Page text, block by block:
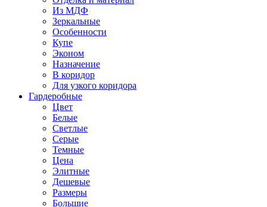
Из МДФ
Зеркальные
Особенности
Купе
Эконом
Назначение
В коридор
Для узкого коридора
Гардеробные
Цвет
Белые
Светлые
Серые
Темные
Цена
Элитные
Дешевые
Размеры
Большие